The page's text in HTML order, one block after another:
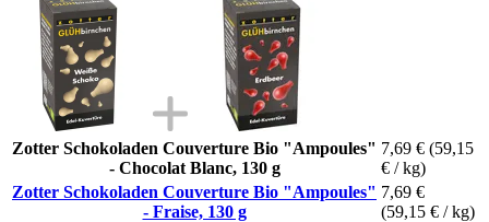
Zotter Schokoladen Couverture Bio "Ampoules"
- Chocolat Blanc, 130 g
7,69 € (59,15
€ / kg)
Zotter Schokoladen Couverture Bio "Ampoules"
- Fraise, 130 g
7,69 €
(59,15 € / kg)